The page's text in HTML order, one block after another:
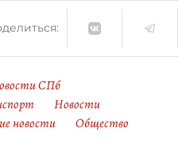
СПб
Новости
новости
Общество